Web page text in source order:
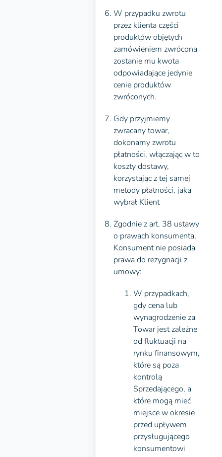
W przypadku zwrotu
przez klienta części
produktów objętych
zamówieniem zwrócona
zostanie mu kwota
odpowiadające jedynie
cenie produktów
zwróconych.
Gdy przyjmiemy
zwracany towar,
dokonamy zwrotu
płatności, włączając w to
koszty dostawy,
korzystając z tej samej
metody płatności, jaką
wybrał Klient
Zgodnie z art. 38 ustawy
o prawach konsumenta,
Konsument nie posiada
prawa do rezygnacji z
umowy:
W przypadkach,
gdy cena lub
wynagrodzenie za
Towar jest zależne
od fluktuacji na
rynku finansowym,
które są poza
kontrolą
Sprzedającego, a
które mogą mieć
miejsce w okresie
przed upływem
przysługującego
konsumentowi